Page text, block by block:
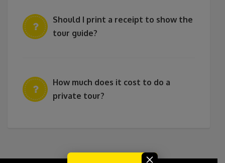
Should I print a receipt to show the
tour guide?
How much does it cost to do a
private tour?
×